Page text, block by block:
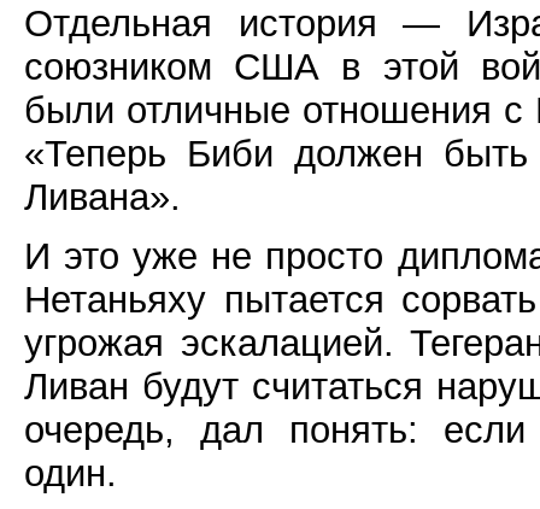
Отдельная история —
союзником США в этой
были отличные отношения
«Теперь Биби должен
Ливана».
И это уже не просто
Нетаньяху пытается
угрожая эскалацией.
Ливан будут считаться
очередь, дал понять:
один.